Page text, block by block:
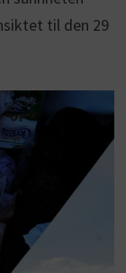
til den 29